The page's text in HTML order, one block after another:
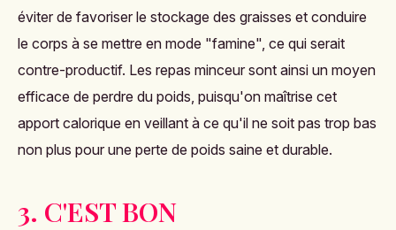
éviter de favoriser le stockage des graisses et conduire
le corps à se mettre en mode "famine", ce qui serait
contre-productif. Les repas minceur sont ainsi un moyen
efficace de perdre du poids, puisqu'on maîtrise cet
apport calorique en veillant à ce qu'il ne soit pas trop bas
non plus pour une perte de poids saine et durable.
3. C'EST BON